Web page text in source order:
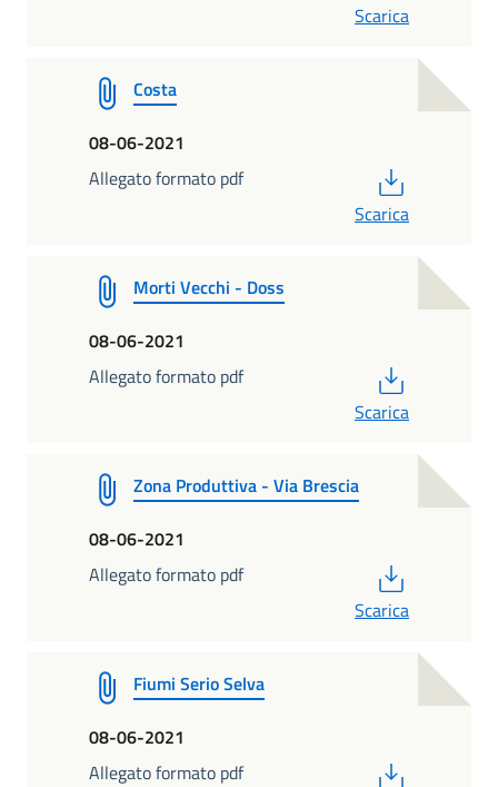
Scarica
Costa
08-06-2021
Allegato formato pdf
Scarica
Morti Vecchi - Doss
08-06-2021
Allegato formato pdf
Scarica
Zona Produttiva - Via Brescia
08-06-2021
Allegato formato pdf
Scarica
Fiumi Serio Selva
08-06-2021
Allegato formato pdf